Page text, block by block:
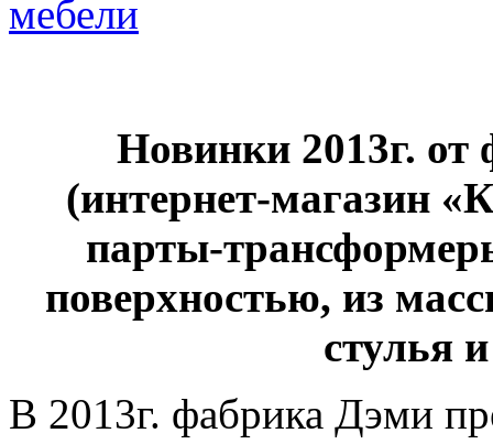
мебели
Новинки 2013г.
(интернет-магазин
парты-
поверхностью, из
стулья
В 2013г. фабрика Дэми